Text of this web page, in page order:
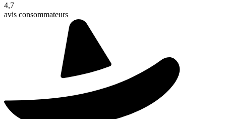
4,7
avis consommateurs